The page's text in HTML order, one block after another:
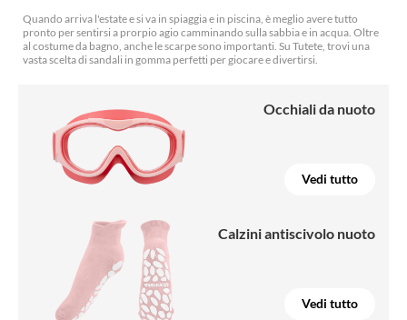
Quando arriva l'estate e si va in spiaggia e in piscina, è meglio avere tutto
pronto per sentirsi a prorpio agio camminando sulla sabbia e in acqua. Oltre
al costume da bagno, anche le scarpe sono importanti. Su Tutete, trovi una
vasta scelta di sandali in gomma perfetti per giocare e divertirsi.
Occhiali da nuoto
Vedi tutto
Calzini antiscivolo nuoto
Vedi tutto